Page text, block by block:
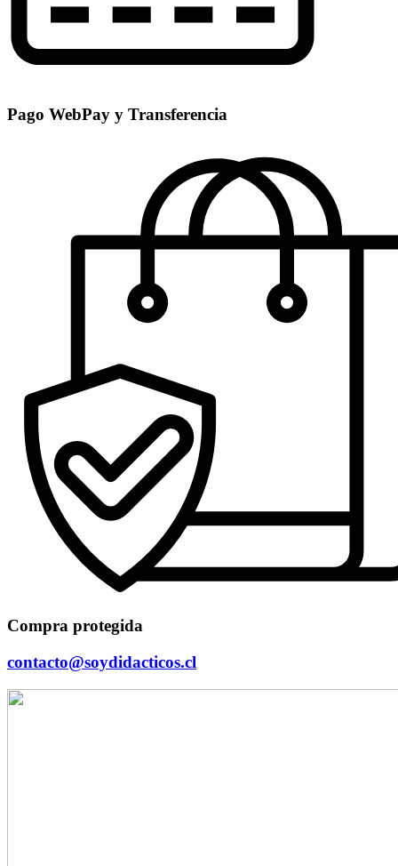
Pago WebPay y Transferencia
Compra protegida
contacto@soydidacticos.cl